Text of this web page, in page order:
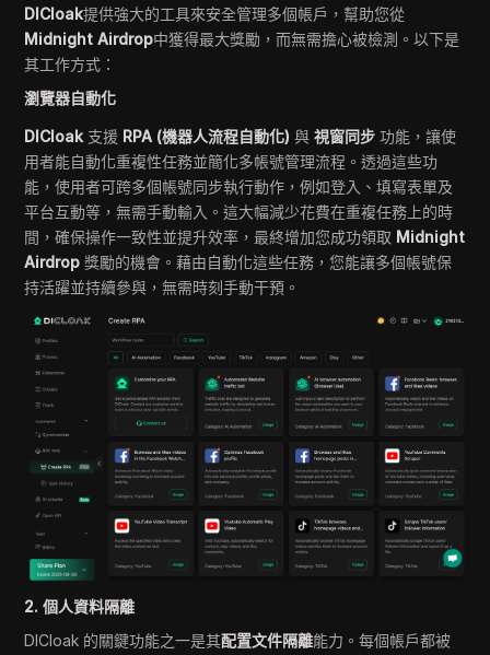
DICloak提供強大的工具來安全管理多個帳戶，幫助您從
Midnight Airdrop中獲得最大獎勵，而無需擔心被檢測。以下是
其工作方式：
瀏覽器自動化
DICloak 支援 RPA (機器人流程自動化) 與視窗同步 功能，讓使
用者能自動化重複性任務並簡化多帳號管理流程。透過這些功
能，使用者可跨多個帳號同步執行動作，例如登入、填寫表單及
平台互動等，無需手動輸入。這大幅減少花費在重複任務上的時
間，確保操作一致性並提升效率，最終增加您成功領取 Midnight
Airdrop 獎勵的機會。藉由自動化這些任務，您能讓多個帳號保
持活躍並持續參與，無需時刻手動干預。
2. 個人資料隔離
DICloak 的關鍵功能之一是其配置文件隔離能力。每個帳戶都被